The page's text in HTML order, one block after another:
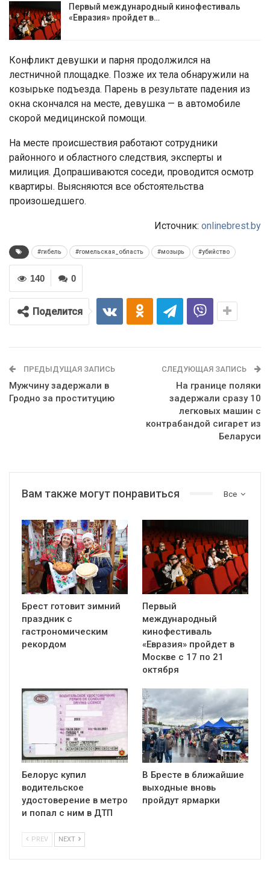
Первый международный кинофестиваль
«Евразия» пройдет в…
Конфликт девушки и парня продолжился на
лестничной площадке. Позже их тела обнаружили на
козырьке подъезда. Парень в результате падения из
окна скончался на месте, девушка — в автомобиле
скорой медицинской помощи.
На месте происшествия работают сотрудники
районного и областного следствия, эксперты и
милиция. Допрашиваются соседи, проводится осмотр
квартиры. Выясняются все обстоятельства
произошедшего.
Источник: onlinebrest.by
#гибель #гомельская_область #мозырь #убийство
0
140
Поделится
ПРЕДЫДУЩАЯ ЗАПИСЬ
Мужчину задержали в
Гродно за проституцию
СЛЕДУЮЩАЯ ЗАПИСЬ
На границе поляки
задержали сразу 10
легковых машин с
контрабандой сигарет из
Беларуси
Все
Вам также могут понравиться
Брест готовит зимний
праздник с
гастрономическим
рекордом
Первый
международный
кинофестиваль
«Евразия» пройдет в
Москве с 17 по 21
октября
Белорус купил
водительское
удостоверение в метро
и попал с ним в ДТП
В Бресте в ближайшие
выходные вновь
пройдут ярмарки
PREV NEXT